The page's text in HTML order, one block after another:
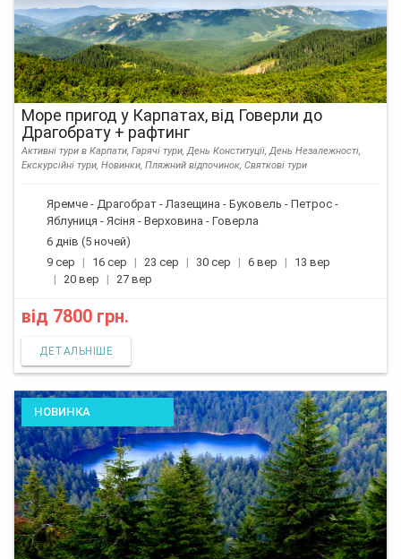
Море пригод у Карпатах, від Говерли до
Драгобрату + рафтинг
Активні тури в Карпати, Гарячі тури, День Конституції, День Незалежності,
Екскурсійні тури, Новинки, Пляжний відпочинок, Святкові тури
Яремче - Драгобрат - Лазещина - Буковель - Петрос -
Яблуниця - Ясіня - Верховина - Говерла
6 днів (5 ночей)
9 сер
16 сер 23 сер 30 сер 6 вер
13 вер
20 вер
27 вер
від 7800 грн.
ДЕТАЛЬНІШЕ
НОВИНКА